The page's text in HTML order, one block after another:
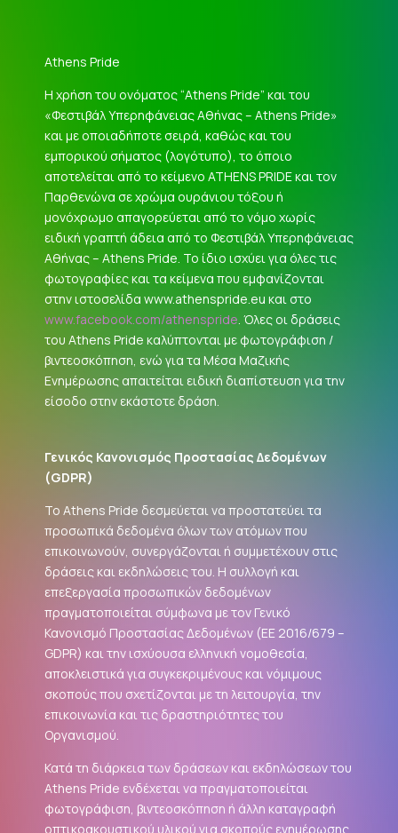
Athens Pride
Η χρήση του ονόματος “Athens Pride” και του
«Φεστιβάλ Υπερηφάνειας Αθήνας – Athens Pride»
και με οποιαδήποτε σειρά, καθώς και του
εμπορικού σήματος (λογότυπο), το όποιο
αποτελείται από το κείμενο ATHENS PRIDE και τον
Παρθενώνα σε χρώμα ουράνιου τόξου ή
μονόχρωμο απαγορεύεται από το νόμο χωρίς
ειδική γραπτή άδεια από το Φεστιβάλ Υπερηφάνειας
Αθήνας – Athens Pride. Το ίδιο ισχύει για όλες τις
φωτογραφίες και τα κείμενα που εμφανίζονται
στην ιστοσελίδα www.athenspride.eu και στο
www.facebook.com/athenspride . Όλες οι δράσεις
του Athens Pride καλύπτονται με φωτογράφιση /
βιντεοσκόπηση, ενώ για τα Μέσα Μαζικής
Ενημέρωσης απαιτείται ειδική διαπίστευση για την
είσοδο στην εκάστοτε δράση.
Γενικός Κανονισμός Προστασίας Δεδομένων
(GDPR)
Το Athens Pride δεσμεύεται να προστατεύει τα
προσωπικά δεδομένα όλων των ατόμων που
επικοινωνούν, συνεργάζονται ή συμμετέχουν στις
δράσεις και εκδηλώσεις του. Η συλλογή και
επεξεργασία προσωπικών δεδομένων
πραγματοποιείται σύμφωνα με τον Γενικό
Κανονισμό Προστασίας Δεδομένων (ΕΕ 2016/679 –
GDPR) και την ισχύουσα ελληνική νομοθεσία,
αποκλειστικά για συγκεκριμένους και νόμιμους
σκοπούς που σχετίζονται με τη λειτουργία, την
επικοινωνία και τις δραστηριότητες του
Οργανισμού.
Κατά τη διάρκεια των δράσεων και εκδηλώσεων του
Athens Pride ενδέχεται να πραγματοποιείται
φωτογράφιση, βιντεοσκόπηση ή άλλη καταγραφή
οπτικοακουστικού υλικού για σκοπούς ενημέρωσης,